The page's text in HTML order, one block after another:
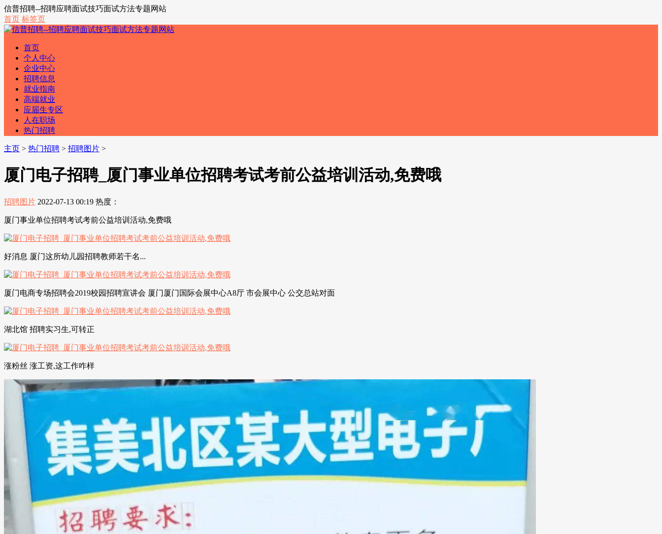
信普招聘--招聘应聘面试技巧面试方法专题网站
首页 标签页
首页
个人中心
企业中心
招聘信息
就业指南
高端就业
应届生专区
人在职场
热门招聘
主页 > 热门招聘 > 招聘图片 >
厦门电子招聘_厦门事业单位招聘考试考前公益培训活动,免费哦
招聘图片 2022-07-13 00:19 热度：
厦门事业单位招聘考试考前公益培训活动,免费哦
好消息 厦门这所幼儿园招聘教师若干名...
厦门电商专场招聘会2019校园招聘宣讲会 厦门厦门国际会展中心A8厅 市会展中心 公交总站对面
湖北馆 招聘实习生,可转正
涨粉丝 涨工资,这工作咋样